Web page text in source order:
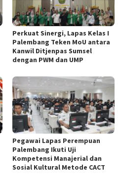
Perkuat Sinergi, Lapas Kelas I
Palembang Teken MoU antara
Kanwil Ditjenpas Sumsel
dengan PWM dan UMP
Pegawai Lapas Perempuan
Palembang Ikuti Uji
Kompetensi Manajerial dan
Sosial Kultural Metode CACT